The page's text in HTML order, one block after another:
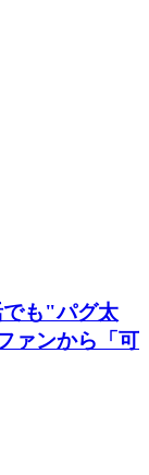
でも"パグ太
ァンから「可